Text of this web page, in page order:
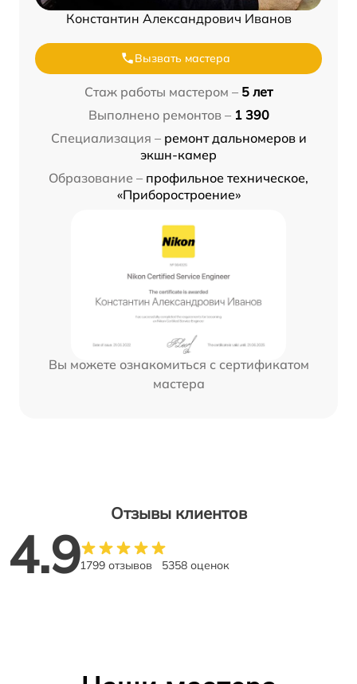
Константин Александрович Иванов
Вызвать мастера
Стаж работы мастером – 5 лет
Выполнено ремонтов – 1 390
Специализация – ремонт дальномеров и
экшн-камер
Образование – профильное техническое,
«Приборостроение»
Вы можете ознакомиться с сертификатом
мастера
Отзывы клиентов
4.91799 отзывов 5358 оценок